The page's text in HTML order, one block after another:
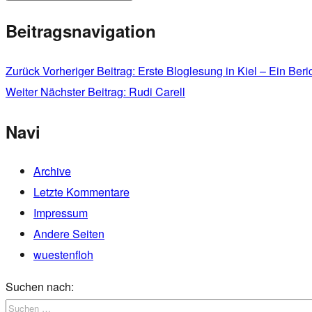
Beitragsnavigation
ZurückVorheriger Beitrag: Erste Bloglesung in Kiel – Ein
Weiter Nächster Beitrag: Rudi Carell
Navi
Archive
Letzte Kommentare
Impressum
Andere Seiten
wuestenfloh
Suchen nach: